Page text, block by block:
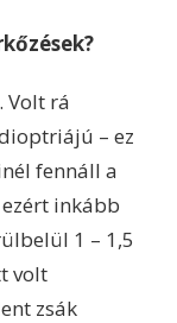
Volt rá
– ez
fennáll a
inkább
1 – 1,5
volt
zsák